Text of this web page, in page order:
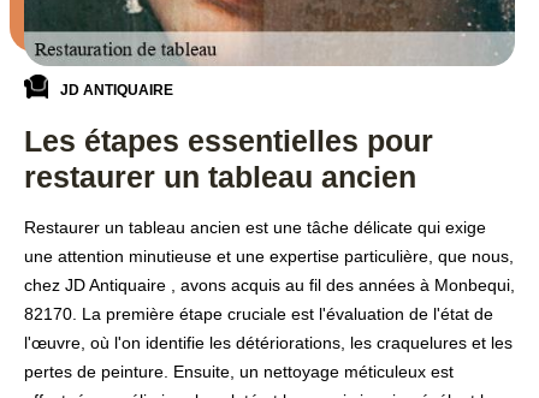
JD ANTIQUAIRE
Les étapes essentielles pour
restaurer un tableau ancien
Restaurer un tableau ancien est une tâche délicate qui exige
une attention minutieuse et une expertise particulière, que nous,
chez JD Antiquaire , avons acquis au fil des années à Monbequi,
82170. La première étape cruciale est l'évaluation de l'état de
l'œuvre, où l'on identifie les détériorations, les craquelures et les
pertes de peinture. Ensuite, un nettoyage méticuleux est